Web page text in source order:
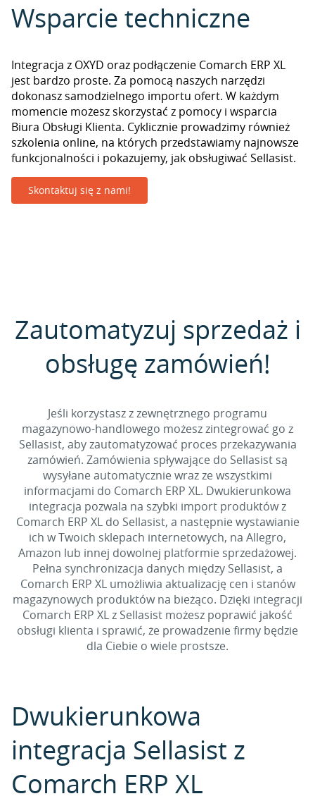
Wsparcie techniczne
Integracja z OXYD oraz podłączenie Comarch ERP XL
jest bardzo proste. Za pomocą naszych narzędzi
dokonasz samodzielnego importu ofert. W każdym
momencie możesz skorzystać z pomocy i wsparcia
Biura Obsługi Klienta. Cyklicznie prowadzimy również
szkolenia online, na których przedstawiamy najnowsze
funkcjonalności i pokazujemy, jak obsługiwać Sellasist.
Skontaktuj się z nami!
Zautomatyzuj sprzedaż i
obsługę zamówień!
Jeśli korzystasz z zewnętrznego programu
magazynowo-handlowego możesz zintegrować go z
Sellasist, aby zautomatyzować proces przekazywania
zamówień. Zamówienia spływające do Sellasist są
wysyłane automatycznie wraz ze wszystkimi
informacjami do Comarch ERP XL. Dwukierunkowa
integracja pozwala na szybki import produktów z
Comarch ERP XL do Sellasist, a następnie wystawianie
ich w Twoich sklepach internetowych, na Allegro,
Amazon lub innej dowolnej platformie sprzedażowej.
Pełna synchronizacja danych między Sellasist, a
Comarch ERP XL umożliwia aktualizację cen i stanów
magazynowych produktów na bieżąco. Dzięki integracji
Comarch ERP XL z Sellasist możesz poprawić jakość
obsługi klienta i sprawić, że prowadzenie firmy będzie
dla Ciebie o wiele prostsze.
Dwukierunkowa
integracja Sellasist z
Comarch ERP XL